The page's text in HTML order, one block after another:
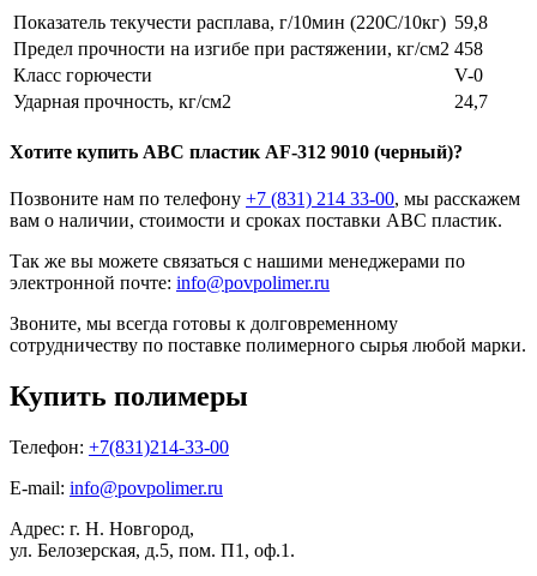
Показатель текучести расплава, г/10мин (220С/10кг) 59,8
Предел прочности на изгибе при растяжении, кг/см2 458
Класс горючести
V-0
Ударная прочность, кг/см2
24,7
Хотите купить ABC пластик AF-312 9010 (черный)?
Позвоните нам по телефону +7 (831) 214 33-00, мы расскажем
вам о наличии, стоимости и сроках поставки ABC пластик.
Так же вы можете связаться с нашими менеджерами по
электронной почте: info@povpolimer.ru
Звоните, мы всегда готовы к долговременному
сотрудничеству по поставке полимерного сырья любой марки.
Купить полимеры
Телефон: +7(831)214-33-00
E-mail: info@povpolimer.ru
Адрес: г. Н. Новгород,
ул. Белозерская, д.5, пом. П1, оф.1.